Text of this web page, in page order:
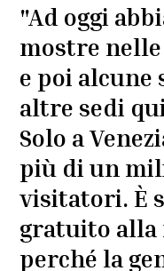
"Ad oggi
mostre nelle
e poi alcune
altre sedi
Solo a
più di un
visitatori. È
gratuito alla
perché la